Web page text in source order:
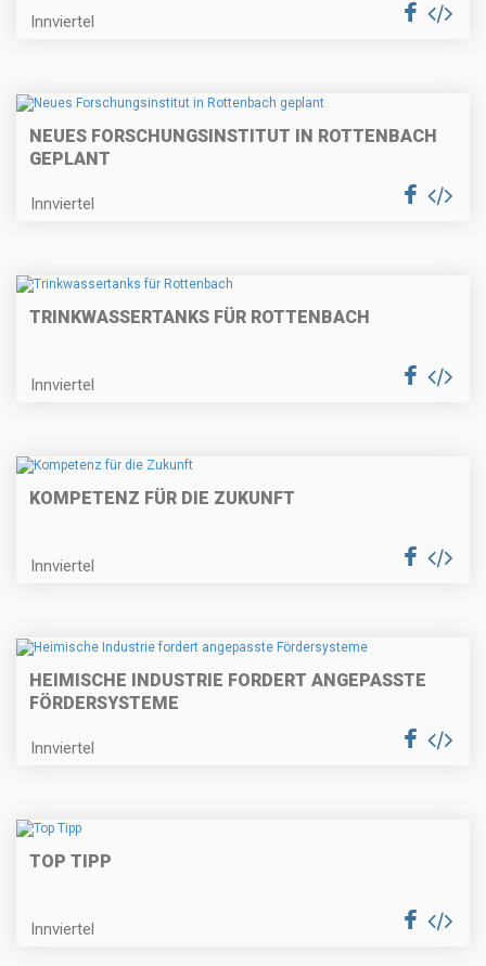
Innviertel
NEUES FORSCHUNGSINSTITUT IN ROTTENBACH
GEPLANT
Innviertel
TRINKWASSERTANKS FÜR ROTTENBACH
Innviertel
KOMPETENZ FÜR DIE ZUKUNFT
Innviertel
HEIMISCHE INDUSTRIE FORDERT ANGEPASSTE
FÖRDERSYSTEME
Innviertel
TOP TIPP
Innviertel